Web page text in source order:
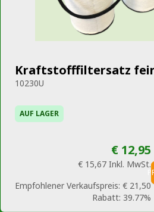
Kraftstofffiltersatz
10230U
AUF LAGER
€ 12,95
€ 15,67 Inkl. MwSt.
Empfohlener Verkaufspreis: € 21,50
Rabatt: 39.77%